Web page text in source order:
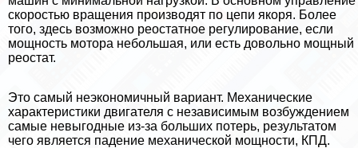
скоростью вращения производят по цепи якоря. Более
того, здесь возможно реостатное регулирование, если
мощность мотора небольшая, или есть довольно мощный
реостат.
Это самый неэкономичный вариант. Механические
хаpaктеристики двигателя с независимым возбуждением
самые невыгодные из-за больших потерь, результатом
чего является падение механической мощности, КПД.